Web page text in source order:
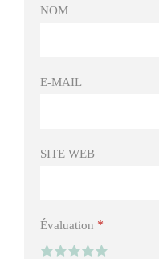
NOM
E-MAIL
SITE WEB
Évaluation *